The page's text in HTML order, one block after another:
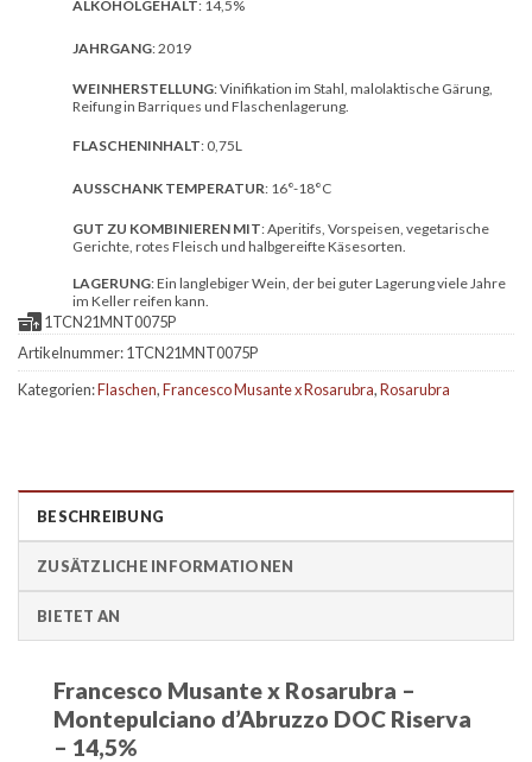
ALKOHOLGEHALT: 14,5%
JAHRGANG: 2019
WEINHERSTELLUNG: Vinifikation im Stahl, malolaktische Gärung,
Reifung in Barriques und Flaschenlagerung.
FLASCHENINHALT: 0,75L
AUSSCHANK TEMPERATUR: 16°-18°C
GUT ZU KOMBINIEREN MIT: Aperitifs, Vorspeisen, vegetarische
Gerichte, rotes Fleisch und halbgereifte Käsesorten.
LAGERUNG: Ein langlebiger Wein, der bei guter Lagerung viele Jahre
im Keller reifen kann.
1TCN21MNT0075P
Artikelnummer:1TCN21MNT0075P
Kategorien:Flaschen,Francesco Musante x Rosarubra,Rosarubra
BESCHREIBUNG
ZUSÄTZLICHE INFORMATIONEN
BIETET AN
Francesco Musante x Rosarubra –
Montepulciano d’Abruzzo DOC Riserva
– 14,5%